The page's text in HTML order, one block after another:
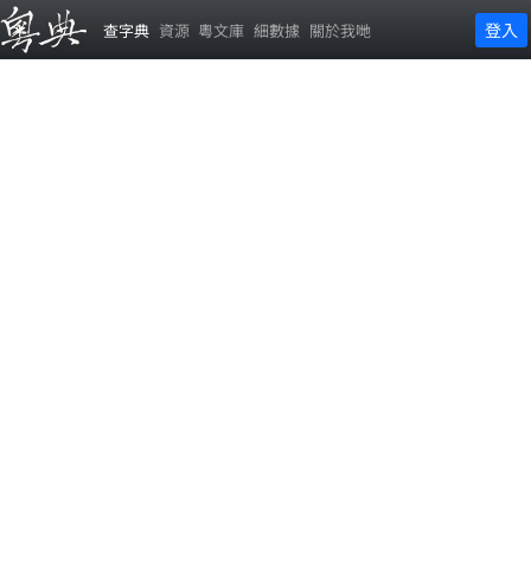
查字典 資源 粵文庫 細數據 關於我哋 登入